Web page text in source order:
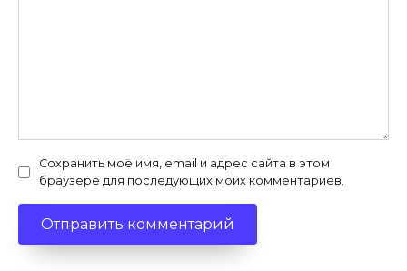
Сохранить моё имя, email и адрес сайта в этом
браузере для последующих моих комментариев.